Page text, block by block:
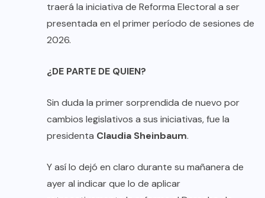
traerá la iniciativa de Reforma Electoral a ser
presentada en el primer período de sesiones de
2026.
¿DE PARTE DE QUIEN?
Sin duda la primer sorprendida de nuevo por
cambios legislativos a sus iniciativas, fue la
presidenta Claudia Sheinbaum.
Y así lo dejó en claro durante su mañanera de
ayer al indicar que lo de aplicar